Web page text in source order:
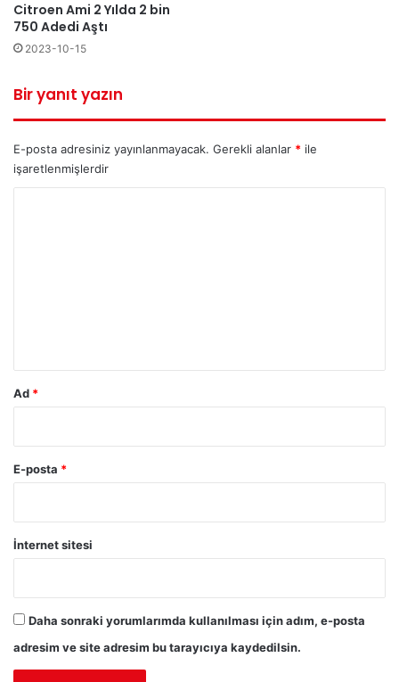
Citroen Ami 2 Yılda 2 bin
750 Adedi Aştı
2023-10-15
Bir yanıt yazın
E-posta adresiniz yayınlanmayacak. Gerekli alanlar * ile
işaretlenmişlerdir
Ad *
E-posta *
İnternet sitesi
Daha sonraki yorumlarımda kullanılması için adım, e-posta
adresim ve site adresim bu tarayıcıya kaydedilsin.